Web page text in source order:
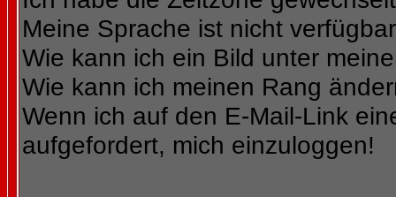
Meine Sprache ist nicht
Wie kann ich ein Bild unter
Wie kann ich meinen Rang
Wenn ich auf den E-Mail-Link
aufgefordert, mich einzuloggen!